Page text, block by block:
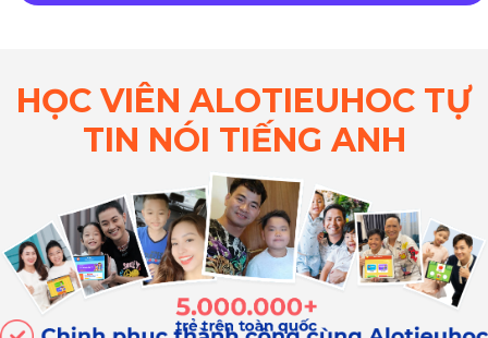
HỌC VIÊN ALOTIEUHOC TỰ
TIN NÓI TIẾNG ANH